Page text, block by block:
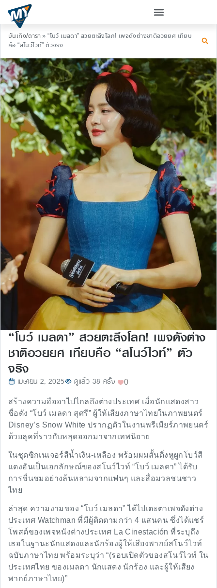
บันเทิง/ดารา»“โบว์ เมลดา” สวยตะลึงโลก! เพจดังต่างชาติอวยยศ เทียบ
คือ “สโนว์ไวท์” ตัวจริง
“โบว์ เมลดา” สวยตะลึงโลก! เพจดังต่าง
ชาติอวยยศ เทียบคือ “สโนว์ไวท์” ตัว
จริง
เมษายน 2, 2025 ดูแล้ว 38 ครั้ง 0
สร้างความฮือฮาไปไกลถึงต่างประเทศ เมื่อนักแสดงสาว
ชื่อดัง “โบว์ เมลดา สุศรี” ผู้ให้เสียงภาษาไทยในภาพยนตร์
Disney’s Snow White ปรากฏตัวในงานพรีเมียร์ภาพยนตร์
ด้วยลุคที่ราวกับหลุดออกมาจากเทพนิยาย
ในชุดซิกเนเจอร์สีน้ำเงิน-เหลือง พร้อมผมสั้นติ่งหูผูกโบว์สี
แดงอันเป็นเอกลักษณ์ของสโนว์ไวท์ “โบว์ เมลดา” ได้รับ
การชื่นชมอย่างล้นหลามจากแฟนๆ และสื่อมวลชนชาว
ไทย
ล่าสุด ความงามของ “โบว์ เมลดา” ได้ไปเตะตาเพจดังต่าง
ประเทศ Watchman ที่มีผู้ติดตามกว่า 4 แสนคน ซึ่งได้แชร์
โพสต์ของเพจหนังต่างประเทศ La Cinestación ที่ระบุถึง
เธอในฐานะนักแสดงและนักร้องผู้ให้เสียงพากย์สโนว์ไวท์
ฉบับภาษาไทย พร้อมระบุว่า “(รอบเปิดตัวของสโนว์ไวท์ ใน
ประเทศไทย ของเมลดา นักแสดง นักร้อง และผู้ให้เสียง
พากย์ภาษาไทย)”